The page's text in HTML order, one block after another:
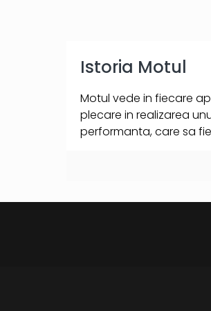
Istoria Motul
Motul vede in fiecare
plecare in realizarea
performanta, care sa